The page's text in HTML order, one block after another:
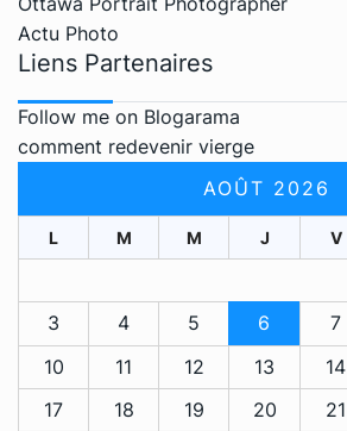
Actu Photo
Liens Partenaires
Follow me on Blogarama
comment redevenir vierge
AOÛT 2026
L M M J V
3
4 5 6 7
10
11 12 13 14
17
18 19 20 21